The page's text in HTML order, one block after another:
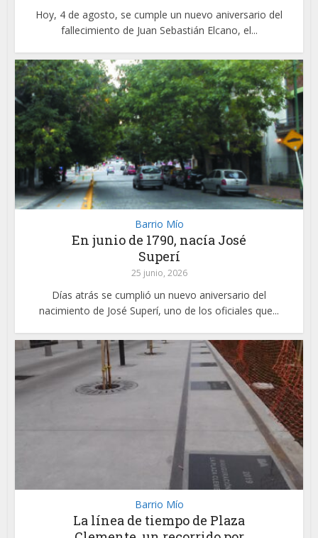
Hoy, 4 de agosto, se cumple un nuevo aniversario del
fallecimiento de Juan Sebastián Elcano, el...
Barrio Mío
En junio de 1790, nacía José
Superí
25 junio, 2026
Días atrás se cumplió un nuevo aniversario del
nacimiento de José Superí, uno de los oficiales que...
Barrio Mío
La línea de tiempo de Plaza